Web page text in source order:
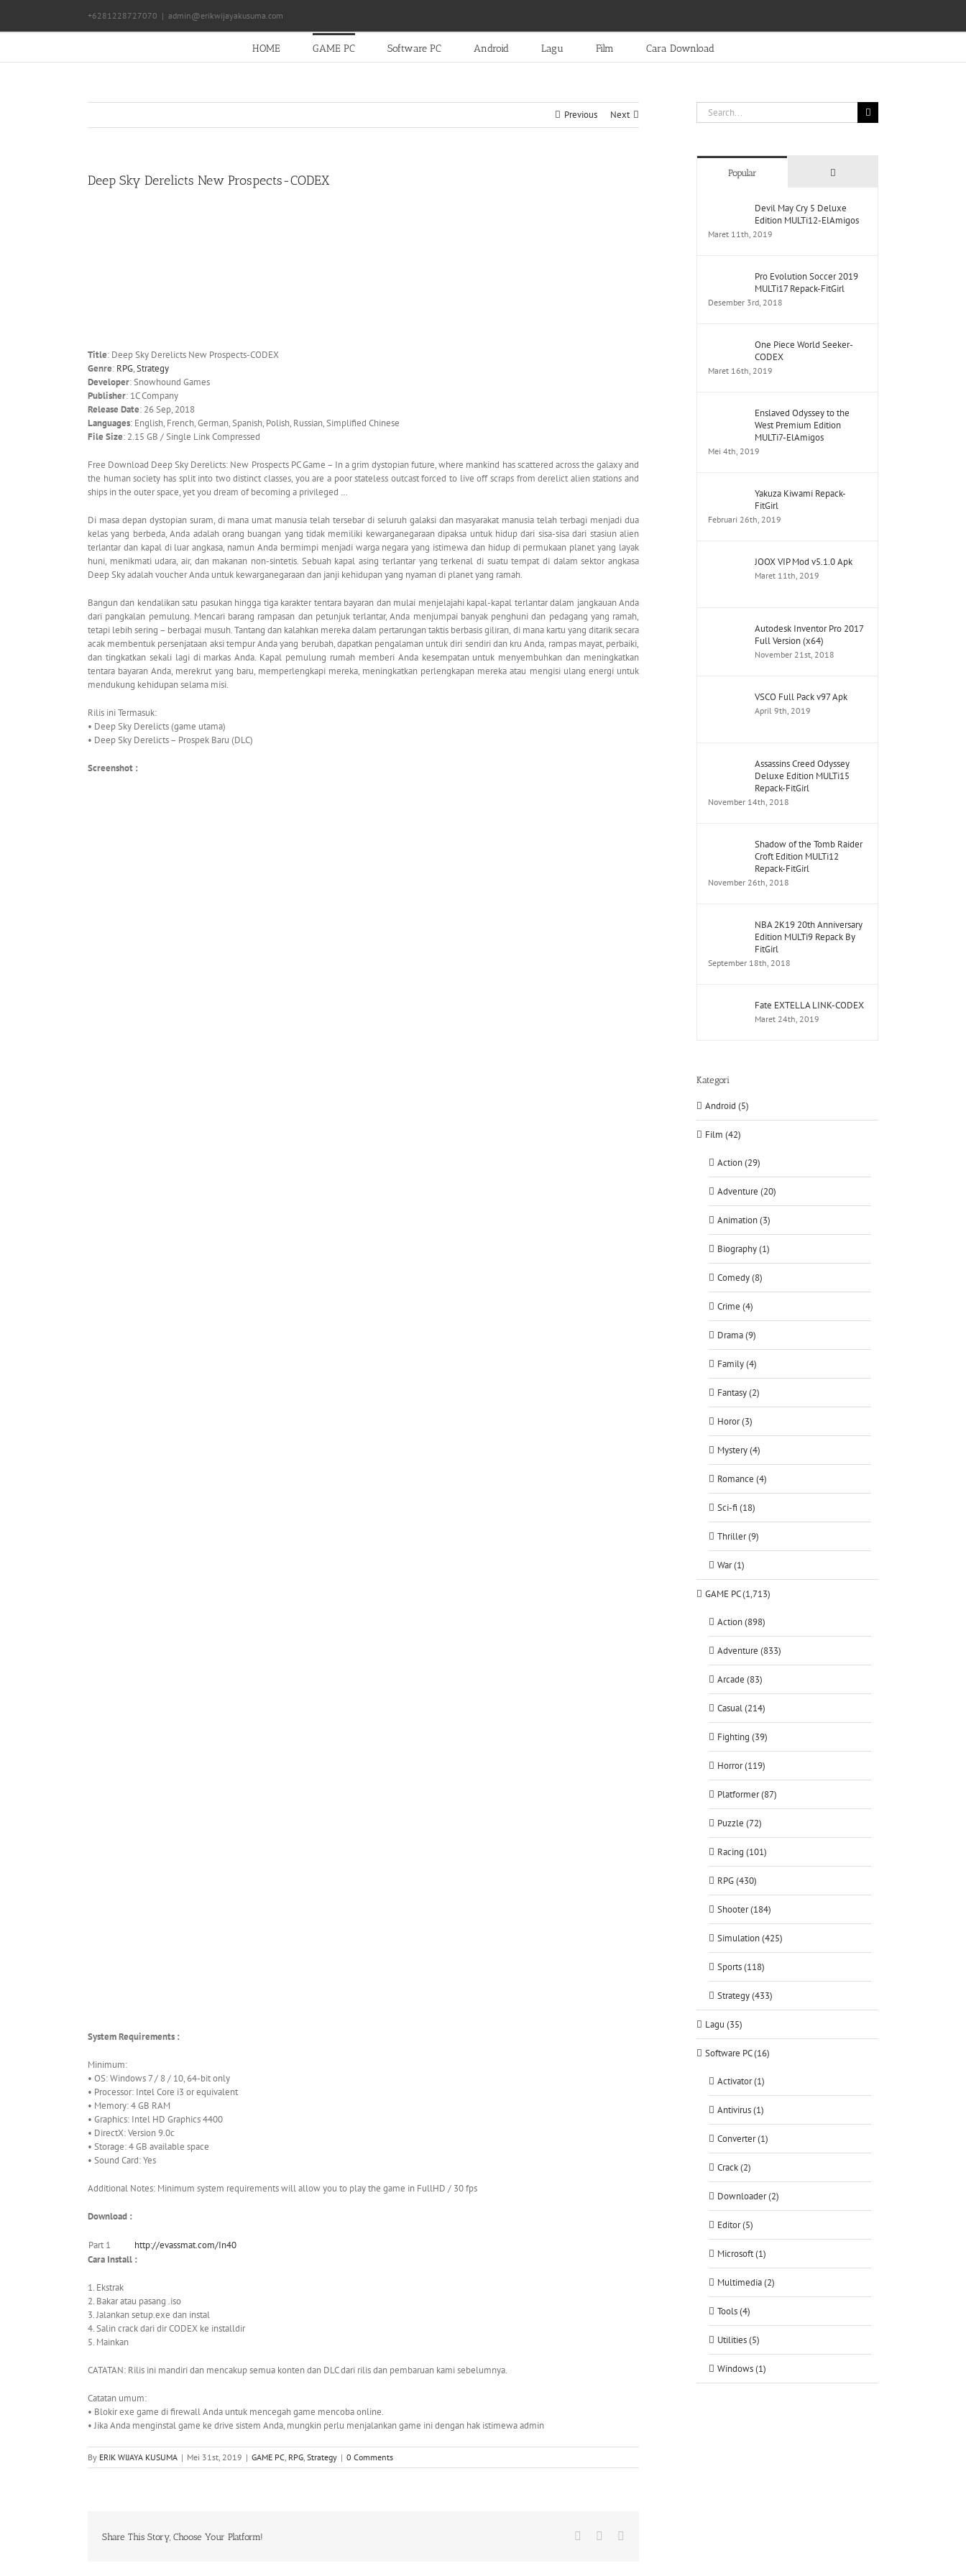
content
+6281228727070 | admin@erikwijayakusuma.com
HOME GAME PC Software PC Android Lagu Film Cara Download
Previous Next
Deep Sky Derelicts New Prospects-CODEX
Title: Deep Sky Derelicts New Prospects-CODEX
Genre: RPG,Strategy
Developer: Snowhound Games
Publisher: 1C Company
Release Date: 26 Sep, 2018
Languages: English, French, German, Spanish, Polish, Russian, Simplified Chinese
File Size: 2.15 GB / Single Link Compressed
Free Download Deep Sky Derelicts: New Prospects PC Game – In a grim dystopian future, where mankind has scattered across the galaxy and
the human society has split into two distinct classes, you are a poor stateless outcast forced to live off scraps from derelict alien stations and
ships in the outer space, yet you dream of becoming a privileged …
Di masa depan dystopian suram, di mana umat manusia telah tersebar di seluruh galaksi dan masyarakat manusia telah terbagi menjadi dua
kelas yang berbeda, Anda adalah orang buangan yang tidak memiliki kewarganegaraan dipaksa untuk hidup dari sisa-sisa dari stasiun alien
terlantar dan kapal di luar angkasa, namun Anda bermimpi menjadi warga negara yang istimewa dan hidup di permukaan planet yang layak
huni, menikmati udara, air, dan makanan non-sintetis. Sebuah kapal asing terlantar yang terkenal di suatu tempat di dalam sektor angkasa
Deep Sky adalah voucher Anda untuk kewarganegaraan dan janji kehidupan yang nyaman di planet yang ramah.
Bangun dan kendalikan satu pasukan hingga tiga karakter tentara bayaran dan mulai menjelajahi kapal-kapal terlantar dalam jangkauan Anda
dari pangkalan pemulung. Mencari barang rampasan dan petunjuk terlantar, Anda menjumpai banyak penghuni dan pedagang yang ramah,
tetapi lebih sering – berbagai musuh. Tantang dan kalahkan mereka dalam pertarungan taktis berbasis giliran, di mana kartu yang ditarik secara
acak membentuk persenjataan aksi tempur Anda yang berubah, dapatkan pengalaman untuk diri sendiri dan kru Anda, rampas mayat, perbaiki,
dan tingkatkan sekali lagi di markas Anda. Kapal pemulung rumah memberi Anda kesempatan untuk menyembuhkan dan meningkatkan
tentara bayaran Anda, merekrut yang baru, memperlengkapi mereka, meningkatkan perlengkapan mereka atau mengisi ulang energi untuk
mendukung kehidupan selama misi.
Rilis ini Termasuk:
• Deep Sky Derelicts (game utama)
• Deep Sky Derelicts – Prospek Baru (DLC)
Screenshot :
System Requirements :
Minimum:
• OS: Windows 7 / 8 / 10, 64-bit only
• Processor: Intel Core i3 or equivalent
• Memory: 4 GB RAM
• Graphics: Intel HD Graphics 4400
• DirectX: Version 9.0c
• Storage: 4 GB available space
• Sound Card: Yes
Additional Notes: Minimum system requirements will allow you to play the game in FullHD / 30 fps
Download :
Part 1
http://evassmat.com/In40
Cara Install :
1. Ekstrak
2. Bakar atau pasang .iso
3. Jalankan setup.exe dan instal
4. Salin crack dari dir CODEX ke installdir
5. Mainkan
CATATAN: Rilis ini mandiri dan mencakup semua konten dan DLC dari rilis dan pembaruan kami sebelumnya.
Catatan umum:
• Blokir exe game di firewall Anda untuk mencegah game mencoba online.
• Jika Anda menginstal game ke drive sistem Anda, mungkin perlu menjalankan game ini dengan hak istimewa admin
By ERIK WIJAYA KUSUMA | Mei 31st, 2019 | GAME PC, RPG, Strategy | 0 Comments
Share This Story, Choose Your Platform! Facebook
Search
for:
Popular Comments
Devil May Cry 5 Deluxe
Edition MULTi12-ElAmigos
Maret 11th, 2019
Pro Evolution Soccer 2019
MULTi17 Repack-FitGirl
Desember 3rd, 2018
One Piece World Seeker-
CODEX
Maret 16th, 2019
Enslaved Odyssey to the
West Premium Edition
MULTi7-ElAmigos
Mei 4th, 2019
Yakuza Kiwami Repack-
FitGirl
Februari 26th, 2019
JOOX VIP Mod v5.1.0 Apk
Maret 11th, 2019
Autodesk Inventor Pro 2017
Full Version (x64)
November 21st, 2018
VSCO Full Pack v97 Apk
April 9th, 2019
Assassins Creed Odyssey
Deluxe Edition MULTi15
Repack-FitGirl
November 14th, 2018
Shadow of the Tomb Raider
Croft Edition MULTi12
Repack-FitGirl
November 26th, 2018
NBA 2K19 20th Anniversary
Edition MULTi9 Repack By
FitGirl
September 18th, 2018
Fate EXTELLA LINK-CODEX
Maret 24th, 2019
Kategori
Android (5)
Film (42)
Action (29)
Adventure (20)
Animation (3)
Biography (1)
Comedy (8)
Crime (4)
Drama (9)
Family (4)
Fantasy (2)
Horor (3)
Mystery (4)
Romance (4)
Sci-fi (18)
Thriller (9)
War (1)
GAME PC (1,713)
Action (898)
Adventure (833)
Arcade (83)
Casual (214)
Fighting (39)
Horror (119)
Platformer (87)
Puzzle (72)
Racing (101)
RPG (430)
Shooter (184)
Simulation (425)
Sports (118)
Strategy (433)
Lagu (35)
Software PC (16)
Activator (1)
Antivirus (1)
Converter (1)
Crack (2)
Downloader (2)
Editor (5)
Microsoft (1)
Multimedia (2)
Tools (4)
Utilities (5)
Windows (1)